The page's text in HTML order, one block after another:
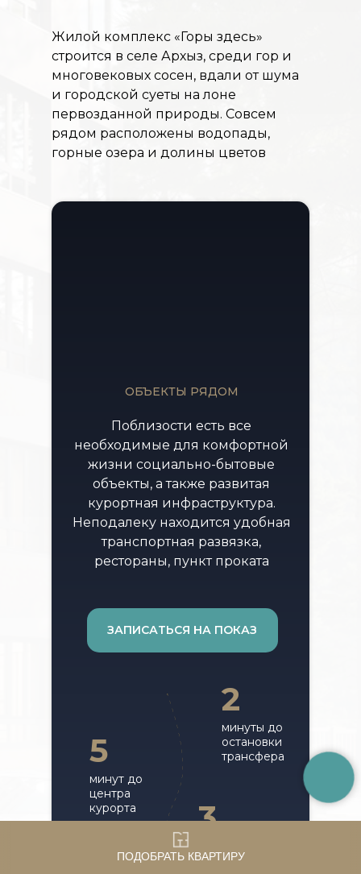
ПОДОБРАТЬ КВАРТИРУ
Поблизости есть все
необходимые для комфортной
жизни социально-бытовые
объекты, а также развитая
курортная инфраструктура.
Неподалеку находится удобная
транспортная развязка,
рестораны, пункт проката
3
Минеральных
2
минуты до
остановки
трансфера
5
минут до
центра
курорта
Жилой комплекс «Горы здесь»
строится в селе Архыз, среди гор и
многовековых сосен, вдали от шума
и городской суеты на лоне
первозданной природы. Совсем
рядом расположены водопады,
горные озера и долины цветов
ОБЪЕКТЫ РЯДОМ
ЗАПИСАТЬСЯ НА ПОКАЗ